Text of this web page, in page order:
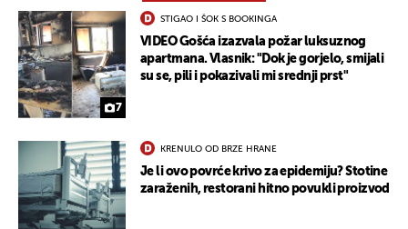
7
STIGAO I ŠOK S BOOKINGA
VIDEO Gošća izazvala požar luksuznog
apartmana. Vlasnik: "Dok je gorjelo, smijali
su se, pili i pokazivali mi srednji prst"
KRENULO OD BRZE HRANE
Je li ovo povrće krivo za epidemiju? Stotine
zaraženih, restorani hitno povukli proizvod